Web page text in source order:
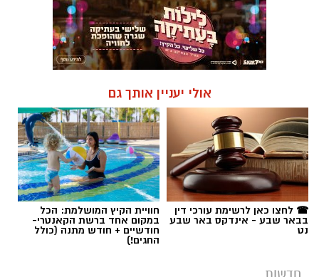
אולי יעניין אותך גם
☎ לחצו כאן לרשימת עורכי דין
בבאר שבע - אינדקס באר שבע
נט
חוויית הקיץ המושלמת: הכל
במקום אחד ברשת הקאנטרי-
חודשיים + חודש מתנה (כולל
החגים!)
חדשות
מבצע נטיעות ענק בנגב: כ-6,000 דונם
אדמות מדינה